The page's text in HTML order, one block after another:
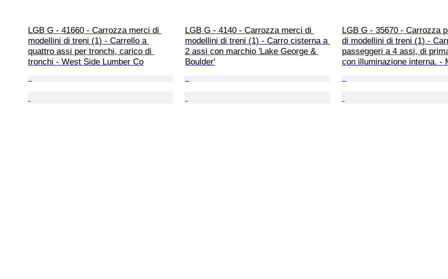
LGB G - 41660 - Carrozza merci di
modellini di treni (1) - Carrello a
quattro assi per tronchi, carico di
tronchi - West Side Lumber Co
LGB G - 4140 - Carrozza merci di
modellini di treni (1) - Carro cisterna a
2 assi con marchio 'Lake George &
Boulder'
LGB G - 35670 - Carrozza
di modellini di treni (1) -
passeggeri a 4 assi, di
con illuminazione interna. -